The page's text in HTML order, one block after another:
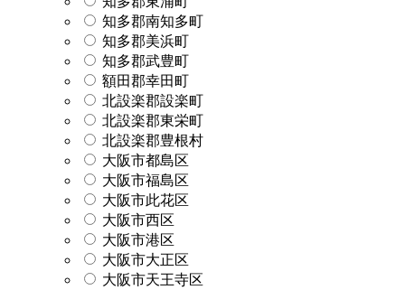
知多郡南知多町
知多郡美浜町
知多郡武豊町
額田郡幸田町
北設楽郡設楽町
北設楽郡東栄町
北設楽郡豊根村
大阪市都島区
大阪市福島区
大阪市此花区
大阪市西区
大阪市港区
大阪市大正区
大阪市天王寺区